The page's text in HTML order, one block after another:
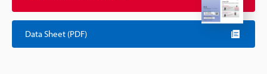
Data Sheet (PDF)